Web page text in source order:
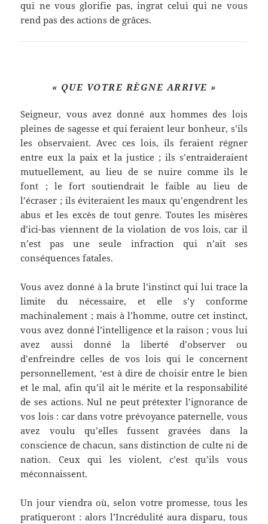
qui ne vous glorifie pas, ingrat celui qui ne vous
rend pas des actions de grâces.
« QUE VOTRE RÈGNE ARRIVE »
Seigneur, vous avez donné aux hommes des lois
pleines de sagesse et qui feraient leur bonheur, s’ils
les observaient. Avec ces lois, ils feraient régner
entre eux la paix et la justice ; ils s’entraideraient
mutuellement, au lieu de se nuire comme ils le
font ; le fort soutiendrait le faible au lieu de
l’écraser ; ils éviteraient les maux qu’engendrent les
abus et les excès de tout genre. Toutes les misères
d’ici-bas viennent de la violation de vos lois, car il
n’est pas une seule infraction qui n’ait ses
conséquences fatales.
Vous avez donné à la brute l’instinct qui lui trace la
limite du nécessaire, et elle s’y conforme
machinalement ; mais à l’homme, outre cet instinct,
vous avez donné l’intelligence et la raison ; vous lui
avez aussi donné la liberté d’observer ou
d’enfreindre celles de vos lois qui le concernent
personnellement, ‘est à dire de choisir entre le bien
et le mal, afin qu’il ait le mérite et la responsabilité
de ses actions. Nul ne peut prétexter l’ignorance de
vos lois : car dans votre prévoyance paternelle, vous
avez voulu qu’elles fussent gravées dans la
conscience de chacun, sans distinction de culte ni de
nation. Ceux qui les violent, c’est qu’ils vous
méconnaissent.
Un jour viendra où, selon votre promesse, tous les
pratiqueront : alors l’Incrédulité aura disparu, tous